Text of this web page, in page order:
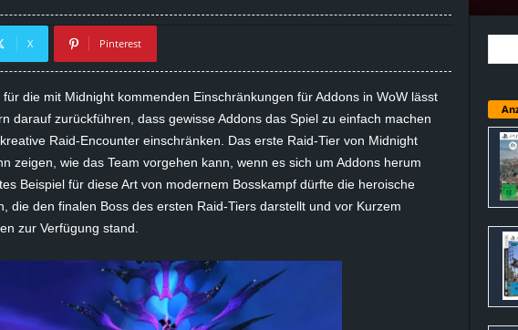
X Pinterest
für die mit Midnightkommenden Einschränkungen fürAddonsin WoW lässt
darauf zurückführen, dass gewisseAddonsdas Spiel zu einfach machen
Raid-Encountereinschränken. Das erste Raid-Tiervon Midnight
zeigen, wie das Team vorgehen kann, wenn es sich um Addonsherum
Beispiel für diese Art von modernem Bosskampf dürfte die heroische
die den finalen Boss des ersten Raid-Tiersdarstellt und vor Kurzem
zur Verfügung stand.